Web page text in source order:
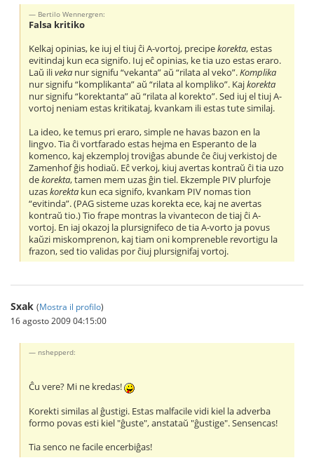
Bertilo Wennergren:
Falsa kritiko
Kelkaj opinias, ke iuj el tiuj ĉi A-vortoj, precipekorekta, estas
evitindaj kun eca signifo. Iuj eĉ opinias, ke tia uzo estas eraro.
Laŭ iliveka nur signifu “vekanta” aŭ “rilata al veko”.Komplika
nur signifu “komplikanta” aŭ “rilata al kompliko”. Kajkorekta
nur signifu “korektanta” aŭ “rilata al korekto”. Sed iuj el tiuj A-
vortoj neniam estas kritikataj, kvankam ili estas tute similaj.
La ideo, ke temus pri eraro, simple ne havas bazon en la
lingvo. Tia ĉi vortfarado estas hejma en Esperanto de la
komenco, kaj ekzemploj troviĝas abunde ĉe ĉiuj verkistoj de
Zamenhof ĝis hodiaŭ. Eĉ verkoj, kiuj avertas kontraŭ ĉi tia uzo
dekorekta, tamen mem uzas ĝin tiel. Ekzemple PIV plurfoje
uzaskorekta kun eca signifo, kvankam PIV nomas tion
“evitinda”. (PAG sisteme uzas korekta ece, kaj ne avertas
kontraŭ tio.) Tio frape montras la vivantecon de tiaj ĉi A-
vortoj. En iaj okazoj la plursignifeco de tia A-vorto ja povus
kaŭzi miskomprenon, kaj tiam oni kompreneble revortigu la
frazon, sed tio validas por ĉiuj plursignifaj vortoj.
Sxak (Mostra il profilo)
16 agosto 2009 04:15:00
nshepperd:
Ĉu vere? Mi ne kredas!
Korekti similas al ĝustigi. Estas malfacile vidi kiel la adverba
formo povas esti kiel "ĝuste", anstataŭ "ĝustige". Sensencas!
Tia senco ne facile encerbiĝas!